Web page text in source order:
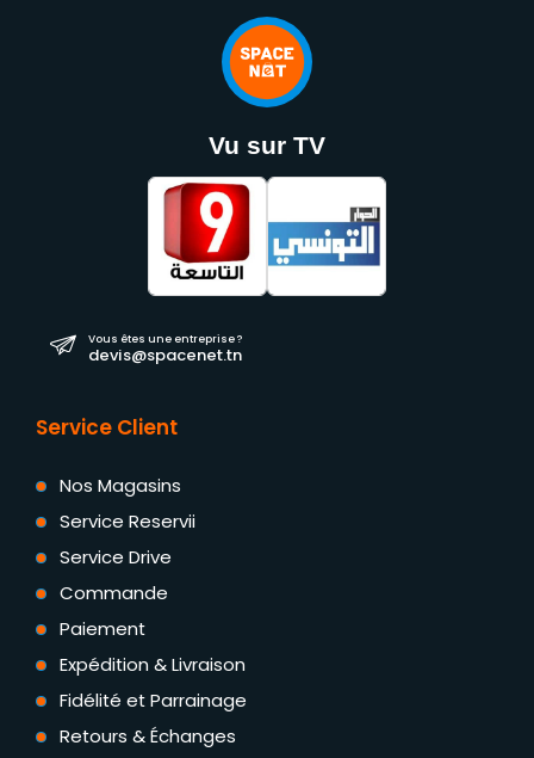
Vu sur TV
Vous êtes une entreprise ?
devis@spacenet.tn
Service Client
Nos Magasins
Service Reservii
Service Drive
Commande
Paiement
Expédition & Livraison
Fidélité et Parrainage
Retours & Échanges